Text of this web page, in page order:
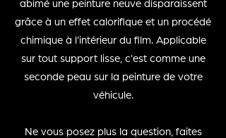
abimé une peinture neuve disparaissent
grâce à un effet calorifique et un procédé
chimique à l’intérieur du film. Applicable
sur tout support lisse, c'est comme une
seconde peau sur la peinture de votre
véhicule.
Ne vous posez plus la question, faites